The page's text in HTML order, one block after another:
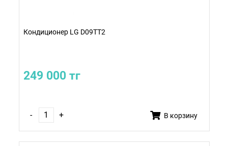
Кондиционер LG D09TT2
249 000 тг
- + В корзину